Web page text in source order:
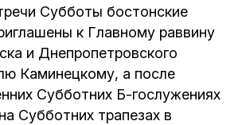
Субботы бостонские
к Главному раввину
и Днепропетровского
Каминецкому, а после
Субботних Б-гослужениях
Субботних трапезах в